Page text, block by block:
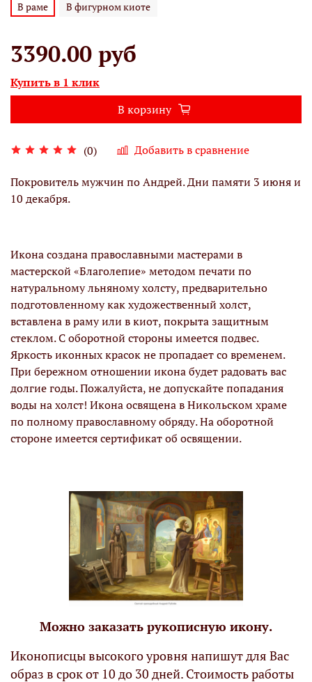
(0) Добавить в сравнение
В раме В фигурном киоте
3390.00 руб
Купить в 1 клик
В корзину
Покровитель мужчин по Андрей. Дни памяти 3 июня и
10 декабря.
Икона создана православными мастерами в
мастерской «Благолепие» методом печати по
натуральному льняному холсту, предварительно
подготовленному как художественный холст,
вставлена в раму или в киот, покрыта защитным
стеклом. С оборотной стороны имеется подвес.
Яркость иконных красок не пропадает со временем.
При бережном отношении икона будет радовать вас
долгие годы. Пожалуйста, не допускайте попадания
воды на холст! Икона освящена в Никольском храме
по полному православному обряду. На оборотной
стороне имеется сертификат об освящении.
Можно заказать рукописную икону.
Иконописцы высокого уровня напишут для Вас
образ в срок от 10 до 30 дней. Стоимость работы